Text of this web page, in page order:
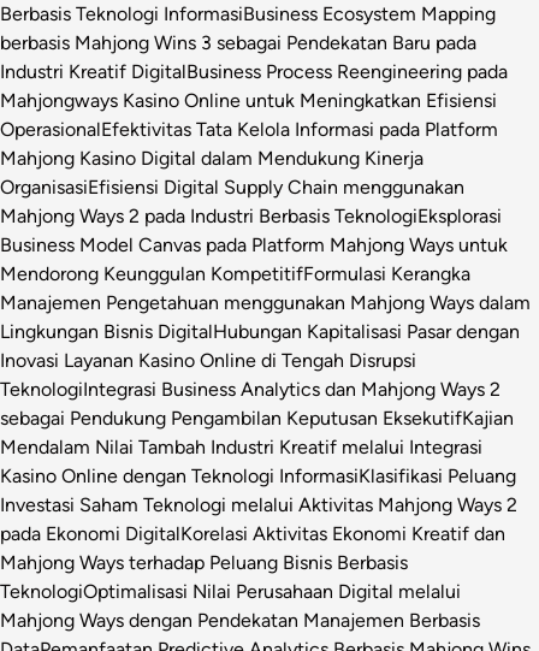
Berbasis Teknologi InformasiBusiness Ecosystem Mapping
berbasis Mahjong Wins 3 sebagai Pendekatan Baru pada
Industri Kreatif DigitalBusiness Process Reengineering pada
Mahjongways Kasino Online untuk Meningkatkan Efisiensi
OperasionalEfektivitas Tata Kelola Informasi pada Platform
Mahjong Kasino Digital dalam Mendukung Kinerja
OrganisasiEfisiensi Digital Supply Chain menggunakan
Mahjong Ways 2 pada Industri Berbasis TeknologiEksplorasi
Business Model Canvas pada Platform Mahjong Ways untuk
Mendorong Keunggulan KompetitifFormulasi Kerangka
Manajemen Pengetahuan menggunakan Mahjong Ways dalam
Lingkungan Bisnis DigitalHubungan Kapitalisasi Pasar dengan
Inovasi Layanan Kasino Online di Tengah Disrupsi
TeknologiIntegrasi Business Analytics dan Mahjong Ways 2
sebagai Pendukung Pengambilan Keputusan EksekutifKajian
Mendalam Nilai Tambah Industri Kreatif melalui Integrasi
Kasino Online dengan Teknologi InformasiKlasifikasi Peluang
Investasi Saham Teknologi melalui Aktivitas Mahjong Ways 2
pada Ekonomi DigitalKorelasi Aktivitas Ekonomi Kreatif dan
Mahjong Ways terhadap Peluang Bisnis Berbasis
TeknologiOptimalisasi Nilai Perusahaan Digital melalui
Mahjong Ways dengan Pendekatan Manajemen Berbasis